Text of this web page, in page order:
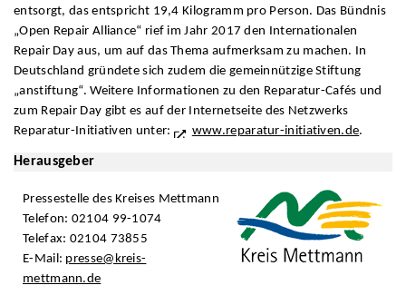
entsorgt, das entspricht 19,4 Kilogramm pro Person. Das Bündnis
„Open Repair Alliance“ rief im Jahr 2017 den Internationalen
Repair Day aus, um auf das Thema aufmerksam zu machen. In
Deutschland gründete sich zudem die gemeinnützige Stiftung
„anstiftung“. Weitere Informationen zu den Reparatur-Cafés und
zum Repair Day gibt es auf der Internetseite des Netzwerks
Reparatur-Initiativen unter:
www.reparatur-initiativen.de.
Herausgeber
Pressestelle des Kreises Mettmann
Telefon: 02104 99-1074
Telefax: 02104 73855
E-Mail: presse@kreis-
mettmann.de